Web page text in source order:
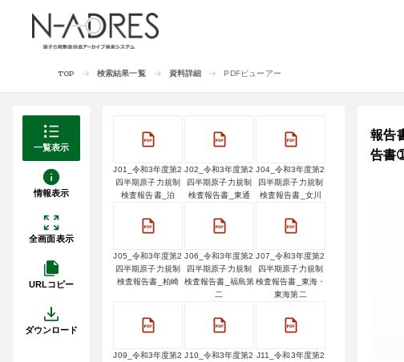
TOP 検索結果一覧 資料詳細 PDFビューアー
一覧表示
情報表示
全画面表示
URLコピー
ダウンロード
J01_令和3年度第2
四半期原子力規制
検査報告書_泊
J02_令和3年度第2
四半期原子力規制
検査報告書_東通
J04_令和3年度第2
四半期原子力規制
検査報告書_女川
J05_令和3年度第2
四半期原子力規制
検査報告書_柏崎
J06_令和3年度第2
四半期原子力規制
検査報告書_福島第
二
J07_令和3年度第2
四半期原子力規制
検査報告書_東海・
東海第二
J09_令和3年度第2 J10_令和3年度第2 J11_令和3年度第2
報告
告書